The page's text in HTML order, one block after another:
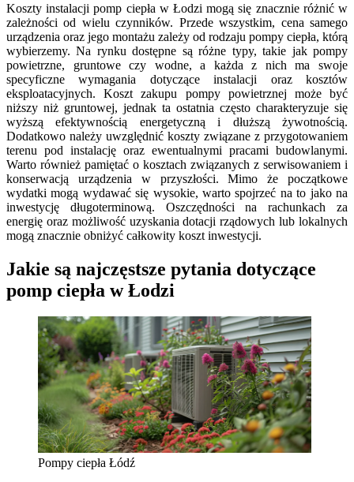
Koszty instalacji pomp ciepła w Łodzi mogą się znacznie różnić w
zależności od wielu czynników. Przede wszystkim, cena samego
urządzenia oraz jego montażu zależy od rodzaju pompy ciepła, którą
wybierzemy. Na rynku dostępne są różne typy, takie jak pompy
powietrzne, gruntowe czy wodne, a każda z nich ma swoje
specyficzne wymagania dotyczące instalacji oraz kosztów
eksploatacyjnych. Koszt zakupu pompy powietrznej może być
niższy niż gruntowej, jednak ta ostatnia często charakteryzuje się
wyższą efektywnością energetyczną i dłuższą żywotnością.
Dodatkowo należy uwzględnić koszty związane z przygotowaniem
terenu pod instalację oraz ewentualnymi pracami budowlanymi.
Warto również pamiętać o kosztach związanych z serwisowaniem i
konserwacją urządzenia w przyszłości. Mimo że początkowe
wydatki mogą wydawać się wysokie, warto spojrzeć na to jako na
inwestycję długoterminową. Oszczędności na rachunkach za
energię oraz możliwość uzyskania dotacji rządowych lub lokalnych
mogą znacznie obniżyć całkowity koszt inwestycji.
Jakie są najczęstsze pytania dotyczące
pomp ciepła w Łodzi
Pompy ciepła Łódź